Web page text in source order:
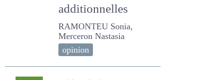
additionnelles
RAMONTEU Sonia,
Merceron Nastasia
opinion